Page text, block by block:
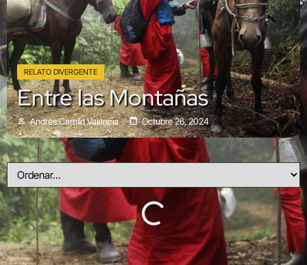
RELATO DIVERGENTE
Entre las Montañas
Andrés Camilo Valencia Octubre 26, 2024